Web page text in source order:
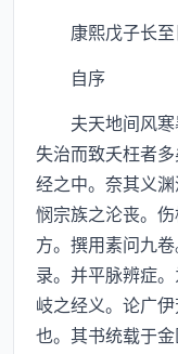
康熙戊子长至
自序
夫天地间风寒
失治而致夭枉者
经之中。奈其义
悯宗族之沦丧。
方。撰用素问九
录。并平脉辨症
岐之经义。论广
也。其书统载于